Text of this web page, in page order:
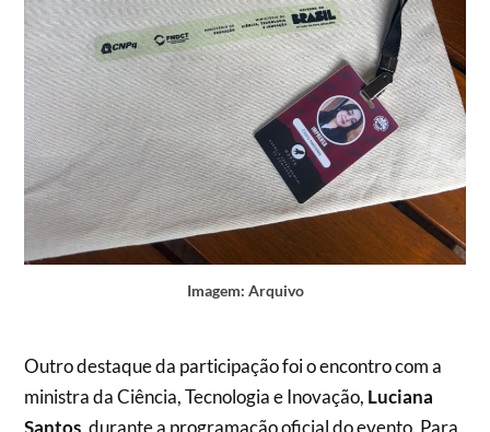
Imagem: Arquivo
Outro destaque da participação foi o encontro com a
ministra da Ciência, Tecnologia e Inovação, Luciana
Santos, durante a programação oficial do evento. Para